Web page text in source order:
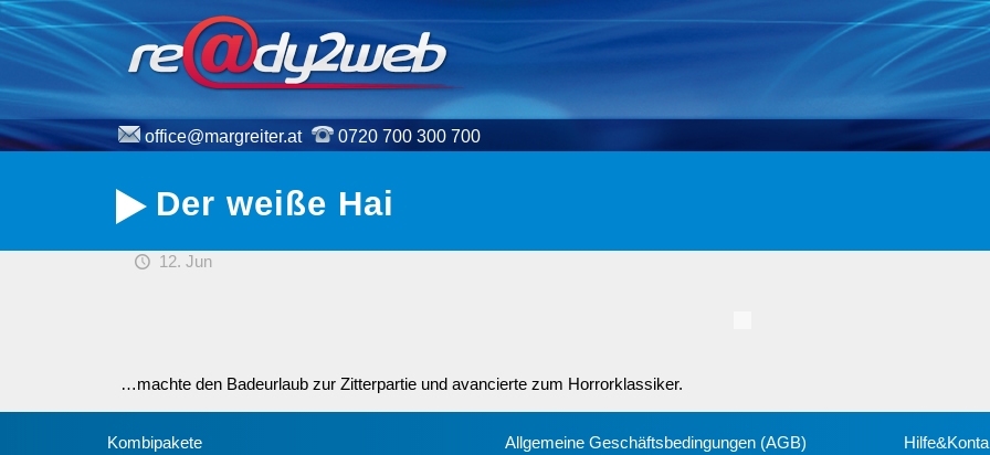
0720 700 300 700
office@margreiter.at
Der weiße Hai
12. Jun
…machte den Badeurlaub zur Zitterpartie und avancierte zum Horrorklassiker.
Kombipakete
Allgemeine Geschäftsbedingungen (AGB)